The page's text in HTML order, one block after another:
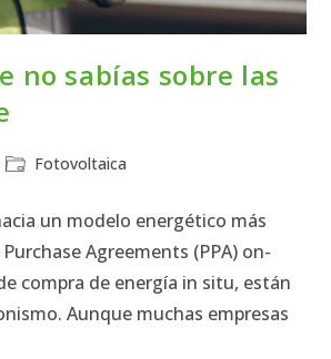
no sabías sobre las
Fotovoltaica
un modelo energético más
Agreements (PPA) on-
compra de energía in situ, están
Aunque muchas empresas